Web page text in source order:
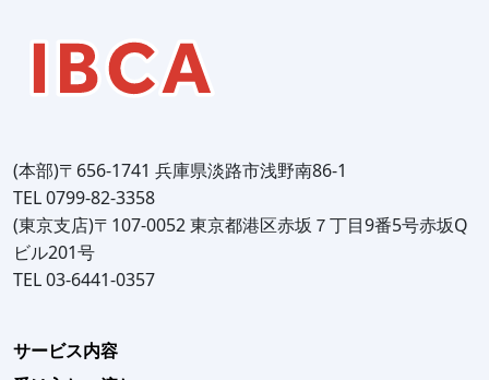
(本部)〒656-1741 兵庫県淡路市浅野南86-1
TEL 0799-82-3358
(東京支店)〒107-0052 東京都港区赤坂７丁目9番5号赤坂Q
ビル201号
TEL 03-6441-0357
サービス内容